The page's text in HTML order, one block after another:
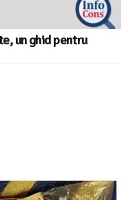
un ghid pentru